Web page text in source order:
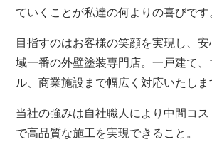
ていくことが私達の何よりの喜びです
目指すのはお客様の笑顔を実現し、
域一番の外壁塗装専門店。一戸建て
ル、商業施設まで幅広く対応いたしま
当社の強みは自社職人により中間コ
で高品質な施工を実現できること。